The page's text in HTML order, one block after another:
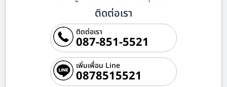
ติดต่อเรา
ติดต่อเรา
087-851-5521
เพิ่มเพื่อน Line
0878515521